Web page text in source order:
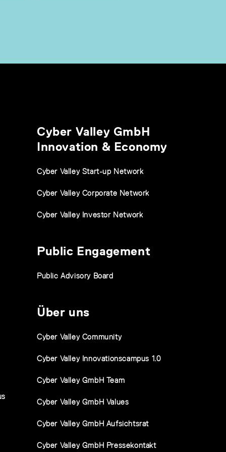
Cyber Valley GmbH
Innovation & Economy
Cyber Valley Start-up Network
Cyber Valley Corporate Network
Cyber Valley Investor Network
Public Engagement
Public Advisory Board
Über uns
Cyber Valley Community
Cyber Valley Innovationscampus 1.0
Cyber Valley GmbH Team
Cyber Valley GmbH Values
Cyber Valley GmbH Aufsichtsrat
Cyber Valley GmbH Pressekontakt